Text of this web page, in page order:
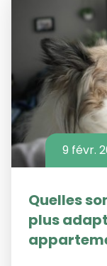
9 févr.
Quelles
plus